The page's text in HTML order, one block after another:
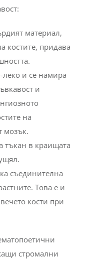
материал,
костите, придава
леко и се намира
и
на
мозък.
тъкан в краищата
съединителна
Това е и
кости при
стромални